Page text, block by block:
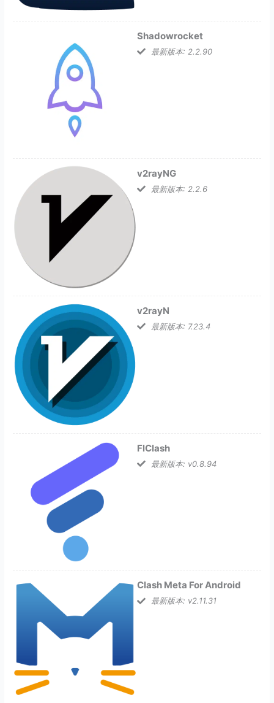
Shadowrocket
最新版本: 2.2.90
v2rayNG
最新版本: 2.2.6
v2rayN
最新版本: 7.23.4
FlClash
最新版本: v0.8.94
Clash Meta For Android
最新版本: v2.11.31